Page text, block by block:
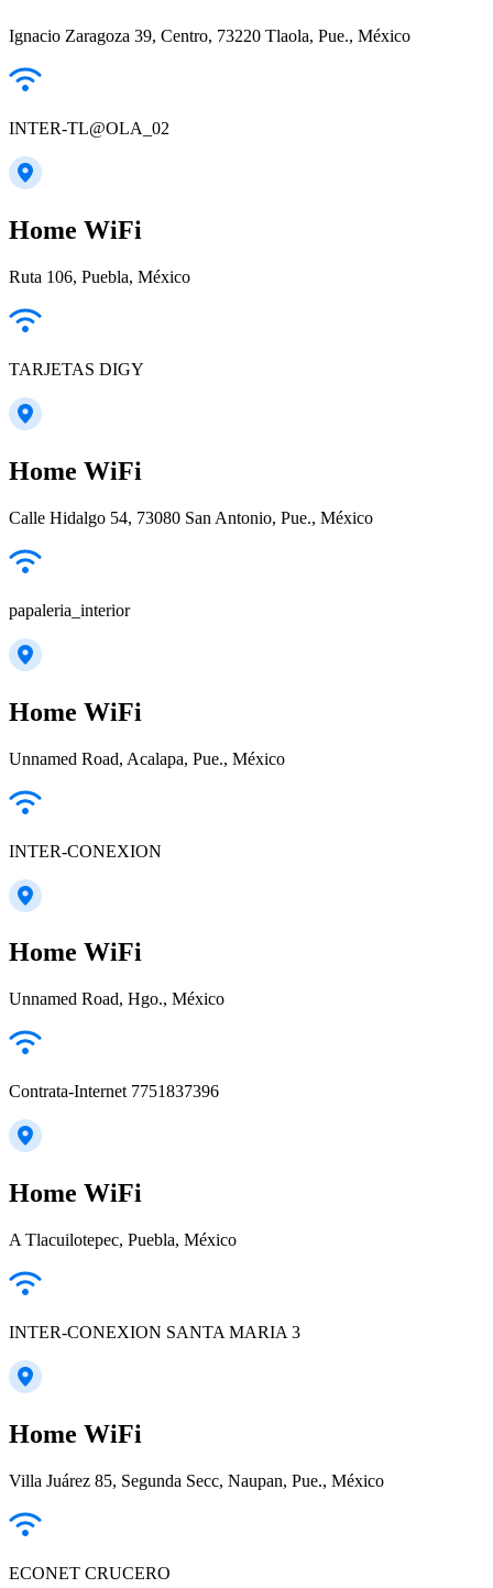
Ignacio Zaragoza 39, Centro, 73220 Tlaola, Pue., México
INTER-TL@OLA_02
Home WiFi
Ruta 106, Puebla, México
TARJETAS DIGY
Home WiFi
Calle Hidalgo 54, 73080 San Antonio, Pue., México
papaleria_interior
Home WiFi
Unnamed Road, Acalapa, Pue., México
INTER-CONEXION
Home WiFi
Unnamed Road, Hgo., México
Contrata-Internet 7751837396
Home WiFi
A Tlacuilotepec, Puebla, México
INTER-CONEXION SANTA MARIA 3
Home WiFi
Villa Juárez 85, Segunda Secc, Naupan, Pue., México
ECONET CRUCERO